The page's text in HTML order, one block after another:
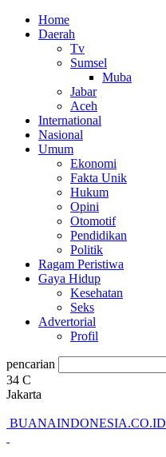
Home
Daerah
Tv
Sumsel
Muba
Jabar
Aceh
International
Nasional
Umum
Ekonomi
Fakta Unik
Hukum
Opini
Otomotif
Pendidikan
Politik
Ragam Peristiwa
Gaya Hidup
Kesehatan
Seks
Advertorial
Profil
pencarian
34 C
Jakarta
BUANAINDONESIA.CO.ID